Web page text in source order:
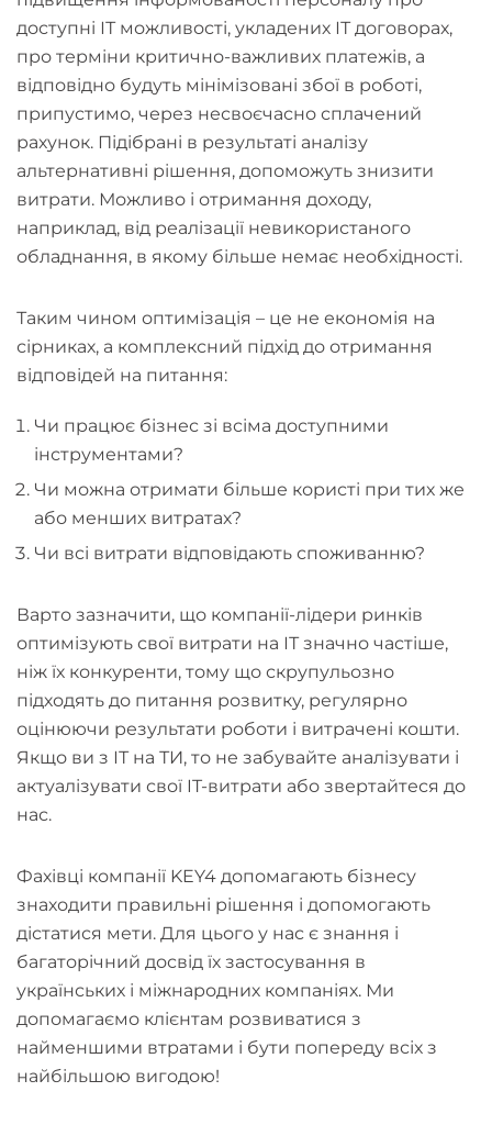
доступні ІТ можливості, укладених ІТ договорах,
про терміни критично-важливих платежів, а
відповідно будуть мінімізовані збої в роботі,
припустимо, через несвоєчасно сплачений
рахунок. Підібрані в результаті аналізу
альтернативні рішення, допоможуть знизити
витрати. Можливо і отримання доходу,
наприклад, від реалізації невикористаного
обладнання, в якому більше немає необхідності.
Таким чином оптимізація – це не економія на
сірниках, а комплексний підхід до отримання
відповідей на питання:
Чи працює бізнес зі всіма доступними
інструментами?
Чи можна отримати більше користі при тих же
або менших витратах?
Чи всі витрати відповідають споживанню?
Варто зазначити, що компанії-лідери ринків
оптимізують свої витрати на ІТ значно частіше,
ніж їх конкуренти, тому що скрупульозно
підходять до питання розвитку, регулярно
оцінюючи результати роботи і витрачені кошти.
Якщо ви з ІТ на ТИ, то не забувайте аналізувати і
актуалізувати свої IT-витрати або звертайтеся до
нас.
Фахівці компанії KEY4 допомагають бізнесу
знаходити правильні рішення і допомогають
дістатися мети. Для цього у нас є знання і
багаторічний досвід їх застосування в
українських і міжнародних компаніях. Ми
допомагаємо клієнтам розвиватися з
найменшими втратами і бути попереду всіх з
найбільшою вигодою!